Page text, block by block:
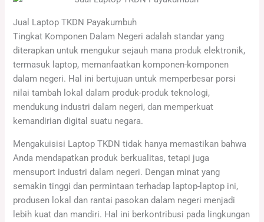
Jual Laptop TKDN Payakumbuh
Tingkat Komponen Dalam Negeri adalah standar yang
diterapkan untuk mengukur sejauh mana produk elektronik,
termasuk laptop, memanfaatkan komponen-komponen
dalam negeri. Hal ini bertujuan untuk memperbesar porsi
nilai tambah lokal dalam produk-produk teknologi,
mendukung industri dalam negeri, dan memperkuat
kemandirian digital suatu negara.
Mengakuisisi Laptop TKDN tidak hanya memastikan bahwa
Anda mendapatkan produk berkualitas, tetapi juga
mensuport industri dalam negeri. Dengan minat yang
semakin tinggi dan permintaan terhadap laptop-laptop ini,
produsen lokal dan rantai pasokan dalam negeri menjadi
lebih kuat dan mandiri. Hal ini berkontribusi pada lingkungan